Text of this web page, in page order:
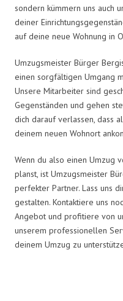
sondern kümmern uns auch
deiner
auf deine neue Wohnung in
Umzugsmeister Bürger
einen sorgfältigen Umgang
Unsere Mitarbeiter sind
Gegenständen und gehen
dich darauf verlassen, dass
deinem neuen Wohnort
Wenn du also einen Umzug
planst, ist Umzugsmeister
perfekter Partner. Lass uns
gestalten. Kontaktiere uns
Angebot und profitiere von
unserem professionellen
deinem Umzug zu